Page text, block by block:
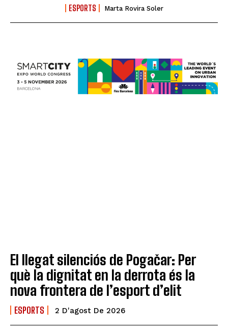
ESPORTS Marta Rovira Soler
El llegat silenciós de Pogačar: Per
què la dignitat en la derrota és la
nova frontera de l’esport d’elit
ESPORTS 2 D'agost De 2026